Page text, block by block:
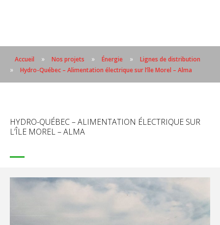
Accueil » Nos projets » Énergie » Lignes de distribution
» Hydro-Québec – Alimentation électrique sur l’île Morel – Alma
HYDRO-QUÉBEC – ALIMENTATION ÉLECTRIQUE SUR
L’ÎLE MOREL – ALMA